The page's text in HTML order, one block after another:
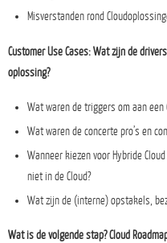
Misverstanden rond
Customer Use Cases: Wat zijn de
oplossing?
Wat waren de triggers om aan een
Wat waren de concerte pro’s en
Wanneer kiezen voor Hybride
niet in de Cloud?
Wat zijn de (interne) opstakels,
Wat is de volgende stap? Cloud